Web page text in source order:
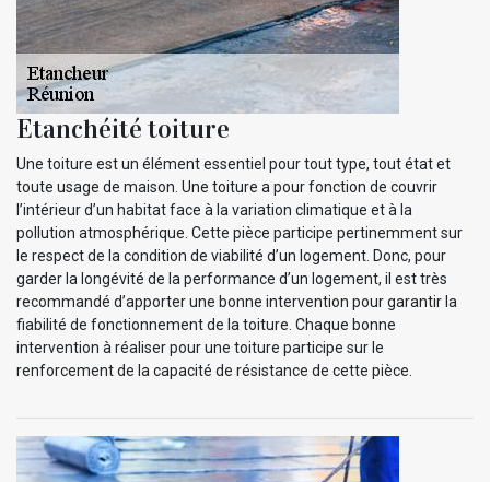
Etanchéité toiture
Une toiture est un élément essentiel pour tout type, tout état et
toute usage de maison. Une toiture a pour fonction de couvrir
l’intérieur d’un habitat face à la variation climatique et à la
pollution atmosphérique. Cette pièce participe pertinemment sur
le respect de la condition de viabilité d’un logement. Donc, pour
garder la longévité de la performance d’un logement, il est très
recommandé d’apporter une bonne intervention pour garantir la
fiabilité de fonctionnement de la toiture. Chaque bonne
intervention à réaliser pour une toiture participe sur le
renforcement de la capacité de résistance de cette pièce.